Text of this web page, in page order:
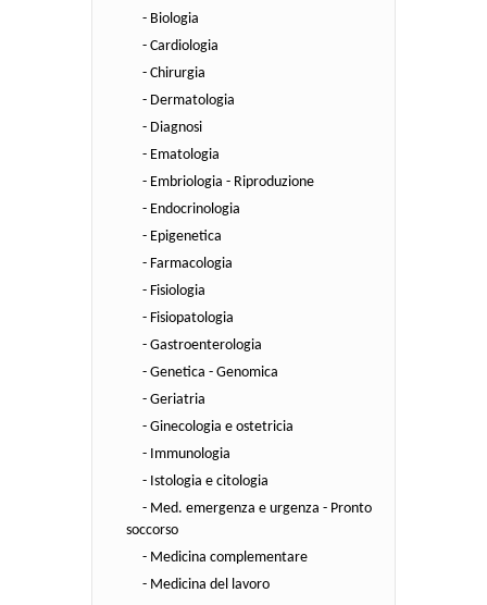
- Biologia
- Cardiologia
- Chirurgia
- Dermatologia
- Diagnosi
- Ematologia
- Embriologia - Riproduzione
- Endocrinologia
- Epigenetica
- Farmacologia
- Fisiologia
- Fisiopatologia
- Gastroenterologia
- Genetica - Genomica
- Geriatria
- Ginecologia e ostetricia
- Immunologia
- Istologia e citologia
- Med. emergenza e urgenza - Pronto
soccorso
- Medicina complementare
- Medicina del lavoro